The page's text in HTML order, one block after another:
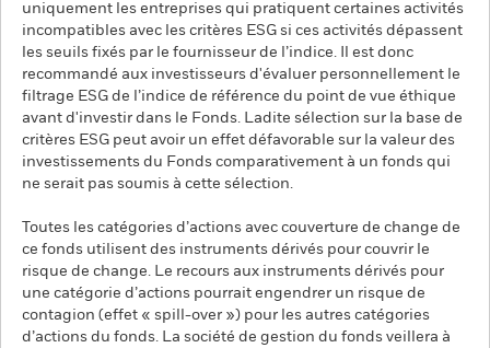
uniquement les entreprises qui pratiquent certaines activités
incompatibles avec les critères ESG si ces activités dépassent
les seuils fixés par le fournisseur de l’indice. Il est donc
recommandé aux investisseurs d'évaluer personnellement le
filtrage ESG de l’indice de référence du point de vue éthique
avant d'investir dans le Fonds. Ladite sélection sur la base de
critères ESG peut avoir un effet défavorable sur la valeur des
investissements du Fonds comparativement à un fonds qui
ne serait pas soumis à cette sélection.
Toutes les catégories d’actions avec couverture de change de
ce fonds utilisent des instruments dérivés pour couvrir le
risque de change. Le recours aux instruments dérivés pour
une catégorie d’actions pourrait engendrer un risque de
contagion (effet « spill-over ») pour les autres catégories
d’actions du fonds. La société de gestion du fonds veillera à